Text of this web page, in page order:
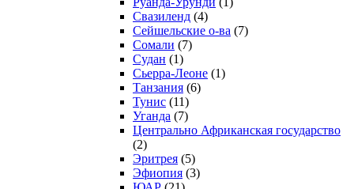
Свазиленд (4)
Сейшельские о-ва (7)
Сомали (7)
Судан (1)
Сьерра-Леоне (1)
Танзания (6)
Тунис (11)
Уганда (7)
Центрально Африканская государство
(2)
Эритрея (5)
Эфиопия (3)